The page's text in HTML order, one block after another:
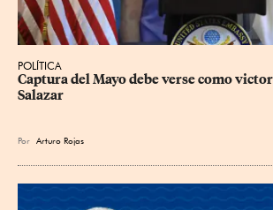
POLÍTICA
Captura del Mayo debe verse como
Salazar
Por Arturo Rojas